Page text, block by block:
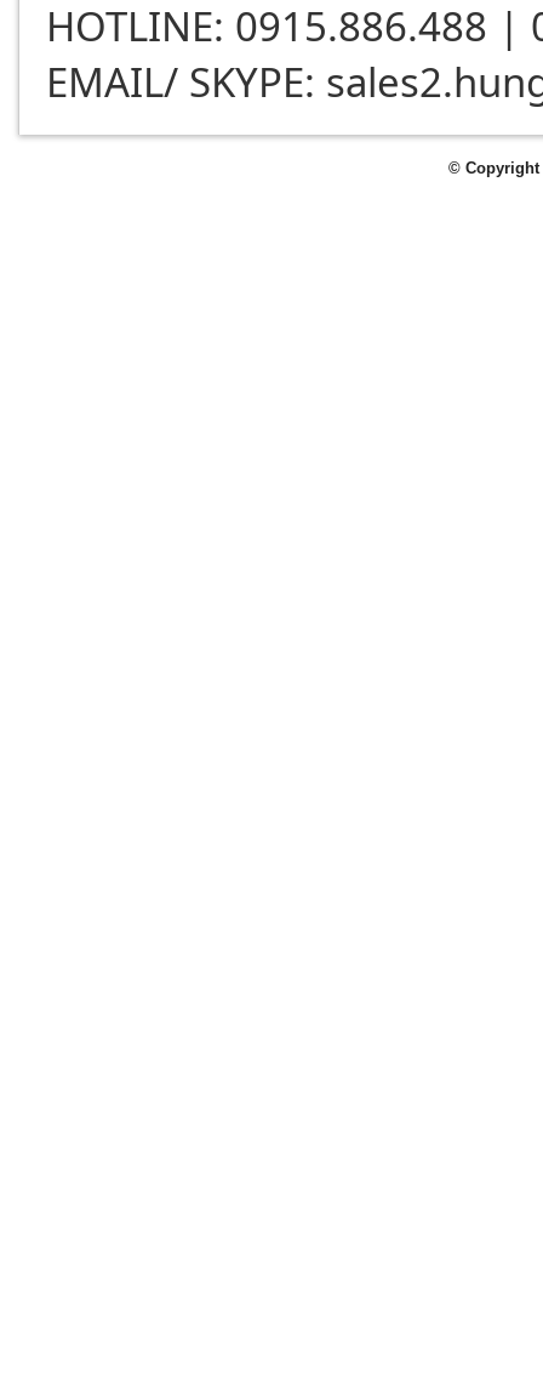
HOTLINE: 0915.886.488 |
EMAIL/ SKYPE:
© Copyright